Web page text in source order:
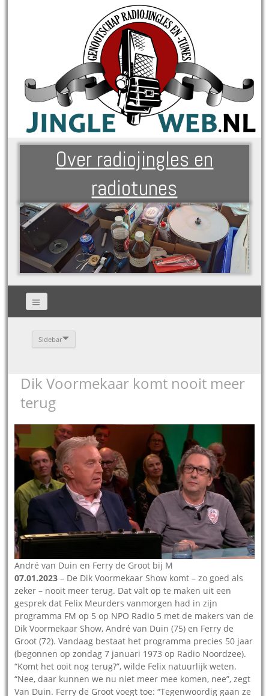
Over radiojingles en
radiotunes
Sidebar
Dik Voormekaar komt nooit meer
terug
André van Duin en Ferry de Groot bij M
07.01.2023 – De Dik Voormekaar Show komt – zo goed als
zeker – nooit meer terug. Dat valt op te maken uit een
gesprek dat Felix Meurders vanmorgen had in zijn
programma FM op 5 op NPO Radio 5 met de makers van de
Dik Voormekaar Show, André van Duin (75) en Ferry de
Groot (72). Vandaag bestaat het programma precies 50 jaar
(begonnen op zondag 7 januari 1973 op Radio Noordzee).
“Komt het ooit nog terug?”, wilde Felix natuurlijk weten.
“Nee, daar kunnen we nu niet meer mee komen, nee”, zegt
Van Duin. Ferry de Groot voegt toe: “Tegenwoordig gaan ze